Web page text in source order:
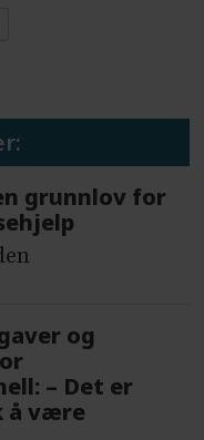
grunnlov for
og
– Det er
å være